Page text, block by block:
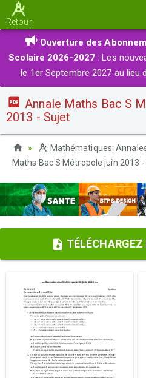
Retour
Ouverture des
Scolaire 2026-2027 : Les
le 1er Septembre 2027 au lieu
Annale Maths Bac S
2013 - Sujet
Mathématiques:
Maths Bac S Métropole juin 2013